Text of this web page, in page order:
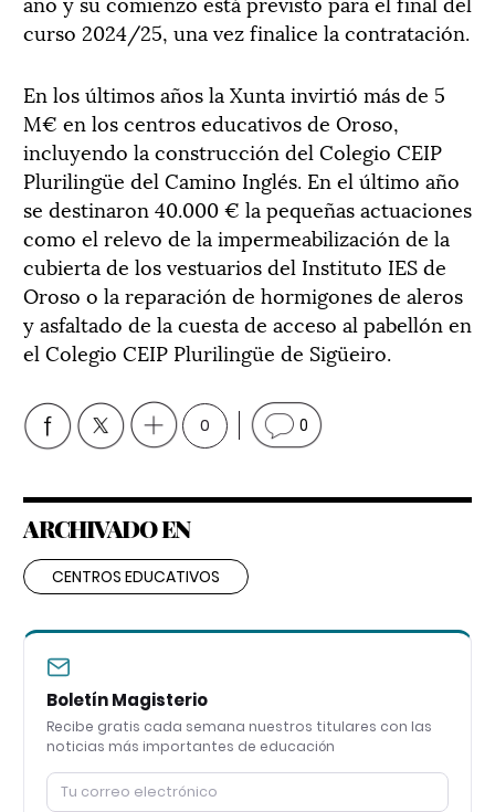
curso 2024/25, una vez finalice la contratación.
En los últimos años la Xunta invirtió más de 5
M€ en los centros educativos de Oroso,
incluyendo la construcción del Colegio CEIP
Plurilingüe del Camino Inglés. En el último año
se destinaron 40.000 € la pequeñas actuaciones
como el relevo de la impermeabilización de la
cubierta de los vestuarios del Instituto IES de
Oroso o la reparación de hormigones de aleros
y asfaltado de la cuesta de acceso al pabellón en
el Colegio CEIP Plurilingüe de Sigüeiro.
0 0
ARCHIVADO EN
CENTROS EDUCATIVOS
Boletín Magisterio
Recibe gratis cada semana nuestros titulares con las
noticias más importantes de educación